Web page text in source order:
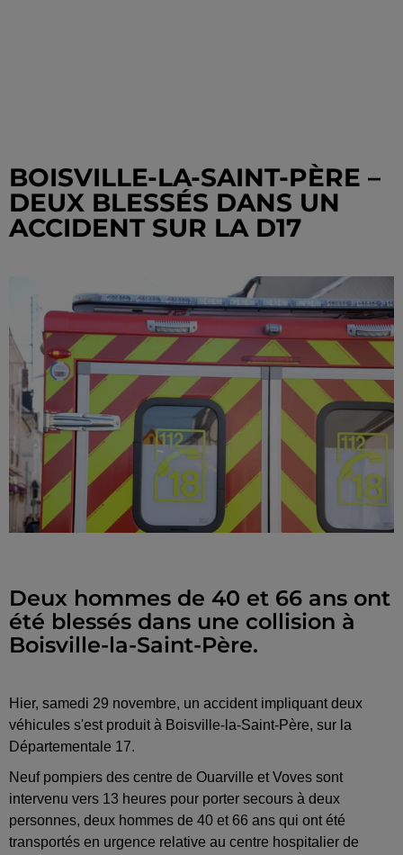
BOISVILLE-LA-SAINT-PÈRE –
DEUX BLESSÉS DANS UN
ACCIDENT SUR LA D17
Deux hommes de 40 et 66 ans ont
été blessés dans une collision à
Boisville-la-Saint-Père.
Hier, samedi 29 novembre, un accident impliquant deux
véhicules s'est produit à Boisville-la-Saint-Père, sur la
Départementale 17.
Neuf pompiers des centre de Ouarville et Voves sont
intervenu vers 13 heures pour porter secours à deux
personnes, deux hommes de 40 et 66 ans qui ont été
transportés en urgence relative au centre hospitalier de